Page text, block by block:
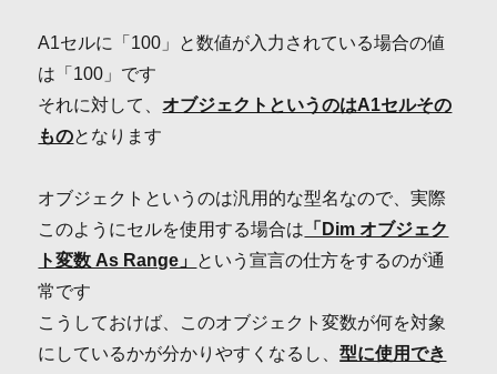
A1セルに「100」と数値が入力されている場合の値
は「100」です
それに対して、 オブジェクトというのはA1セルその
ものとなります
オブジェクトというのは汎用的な型名なので、実際
このようにセルを使用する場合は 「Dim オブジェク
ト変数 As Range」 という宣言の仕方をするのが通
常です
こうしておけば、このオブジェクト変数が何を対象
にしているかが分かりやすくなるし、型に使用でき